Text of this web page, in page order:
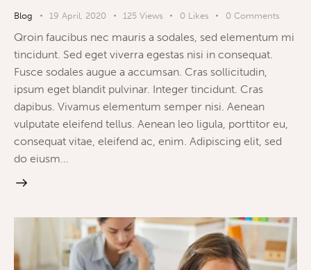
Blog 19 April, 2020 125 Views 0 Likes 0 Comments
Qroin faucibus nec mauris a sodales, sed elementum mi
tincidunt. Sed eget viverra egestas nisi in consequat.
Fusce sodales augue a accumsan. Cras sollicitudin,
ipsum eget blandit pulvinar. Integer tincidunt. Cras
dapibus. Vivamus elementum semper nisi. Aenean
vulputate eleifend tellus. Aenean leo ligula, porttitor eu,
consequat vitae, eleifend ac, enim. Adipiscing elit, sed
do eiusm…